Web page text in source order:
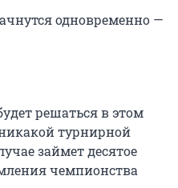
одновременно —
решаться в этом
турнирной
займет десятое
чемпионства